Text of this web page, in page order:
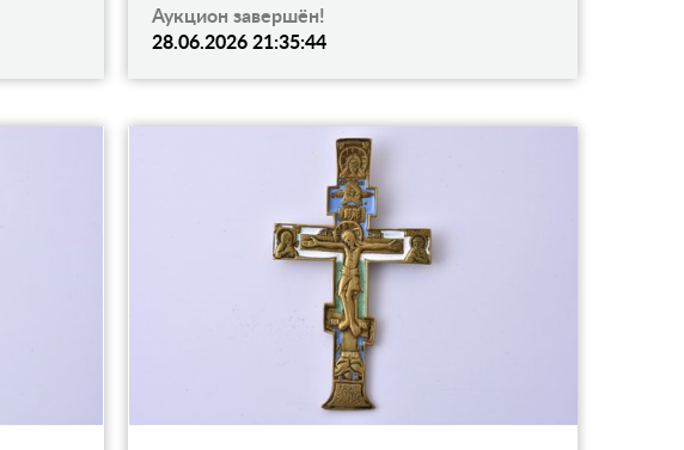
Аукцион завершён!
28.06.2026 21:35:44